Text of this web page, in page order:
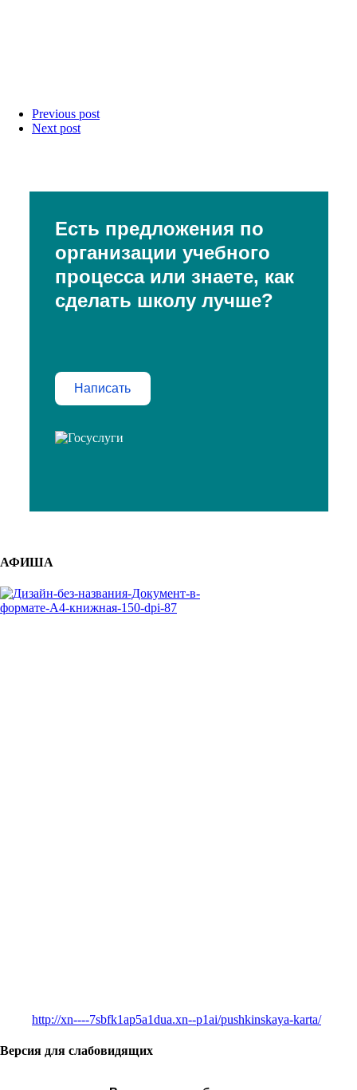
Previous post
Next post
Есть предложения по
организации учебного
процесса или знаете, как
сделать школу лучше?
Написать
АФИША
http://xn----7sbfk1ap5a1dua.xn--p1ai/pushkinskaya-karta/
Версия для слабовидящих